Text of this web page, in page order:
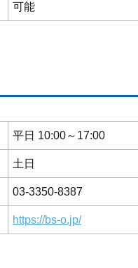
可能
平日 10:00～17:00
土日
03-3350-8387
https://bs-o.jp/